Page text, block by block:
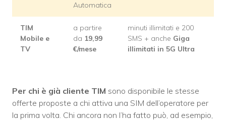
Automatica
TIM
Mobile e
TV
a partire
da 19,99
€/mese
minuti illimitati e 200
SMS + anche Giga
illimitati in 5G Ultra
Per chi è già cliente TIM sono disponibile le stesse
offerte proposte a chi attiva una SIM dell’operatore per
la prima volta. Chi ancora non l’ha fatto può, ad esempio,